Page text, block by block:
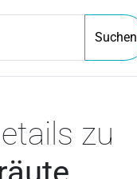
Suchen
zu